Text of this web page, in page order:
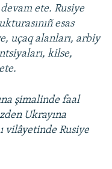
ete. Rusiye
esas
uçaq alanları, arbiy
kilse,
şimalinde faal
Ukrayına
vilâyetinde Rusiye